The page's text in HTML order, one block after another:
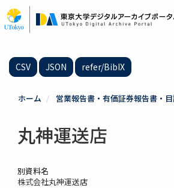
イ
ン
CSV JSON refer/BibIX
ホーム 営業報告書・有価証券報告書・
丸神運送店
別資料名
株式会社丸神運送店